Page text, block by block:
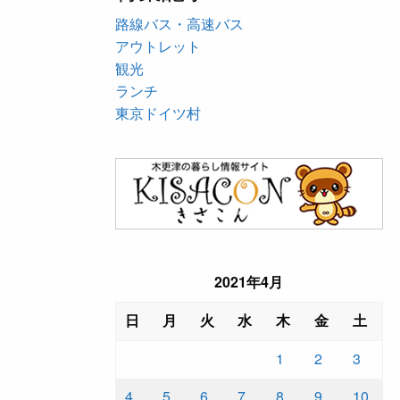
路線バス・高速バス
アウトレット
観光
ランチ
東京ドイツ村
2021年4月
日
月 火 水 木 金
土
1
2
3
4
5 6 7 8 9 10